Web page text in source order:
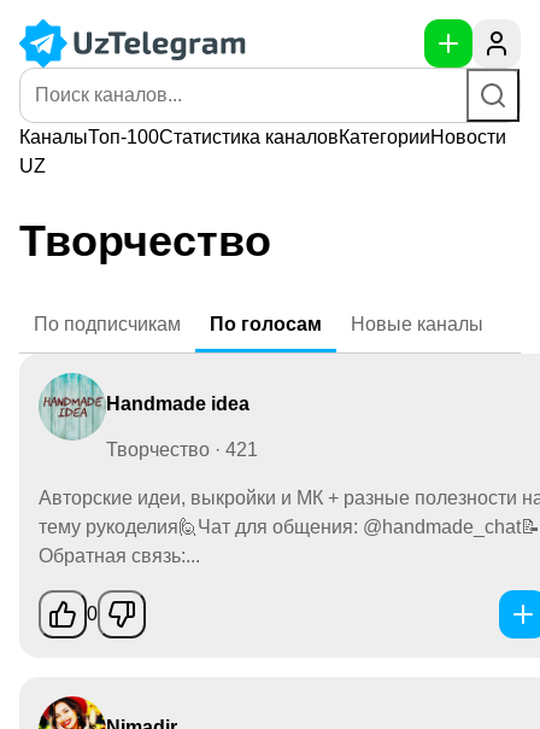
КаналыТоп-100Статистика каналовКатегорииНовости
UZ
Творчество
По подписчикам По голосам Новые каналы
Handmade idea
Творчество · 421
Авторские идеи, выкройки и МК + разные полезности
тему рукоделия🙋Чат для общения: @handmade_chat📝
Обратная связь:...
0